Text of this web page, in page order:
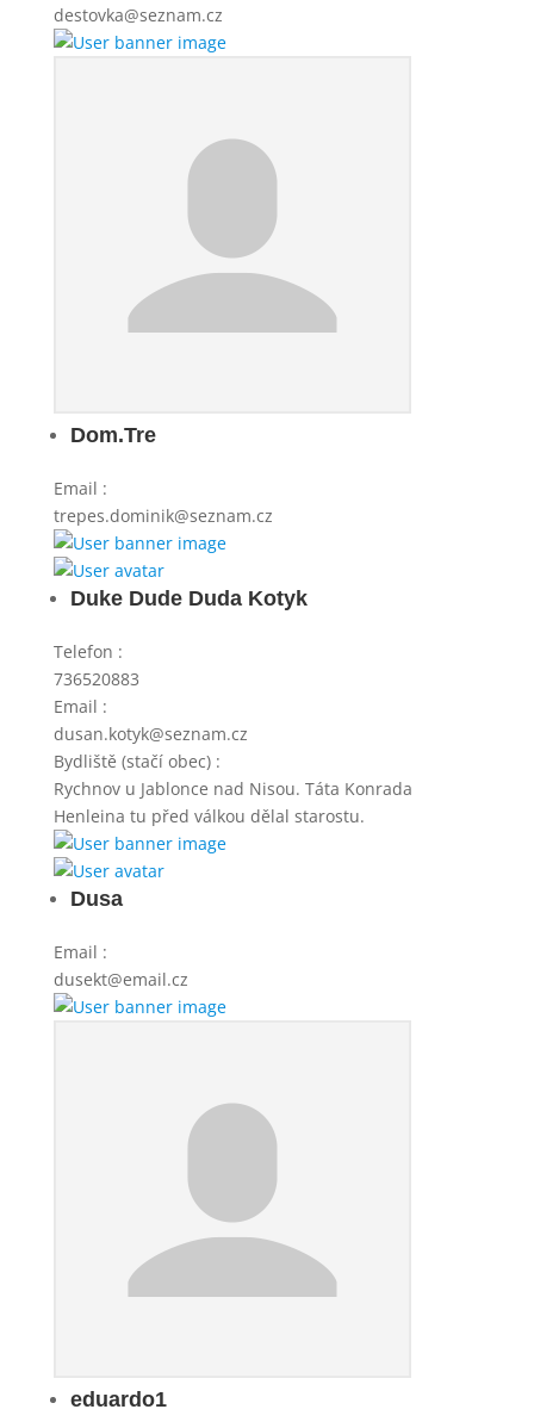
destovka@seznam.cz
Dom.Tre
Email :
trepes.dominik@seznam.cz
Duke Dude Duda Kotyk
Telefon :
736520883
Email :
dusan.kotyk@seznam.cz
Bydliště (stačí obec) :
Rychnov u Jablonce nad Nisou. Táta Konrada
Henleina tu před válkou dělal starostu.
Dusa
Email :
dusekt@email.cz
eduardo1